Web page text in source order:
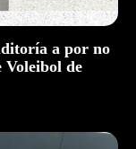
a por no
de